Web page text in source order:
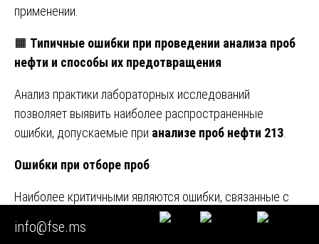
применении.
🟧 Типичные ошибки при проведении анализа проб
нефти и способы их предотвращения
Анализ практики лабораторных исследований
позволяет выявить наиболее распространенные
ошибки, допускаемые при анализе проб нефти 213
Ошибки при отборе проб
Наиболее критичными являются ошибки, связанные с
отбором непредставительной пробы. К ним относятся:
info@fse.ms